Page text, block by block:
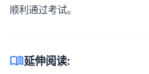
顺利通过考试。
menu_book延伸阅读: